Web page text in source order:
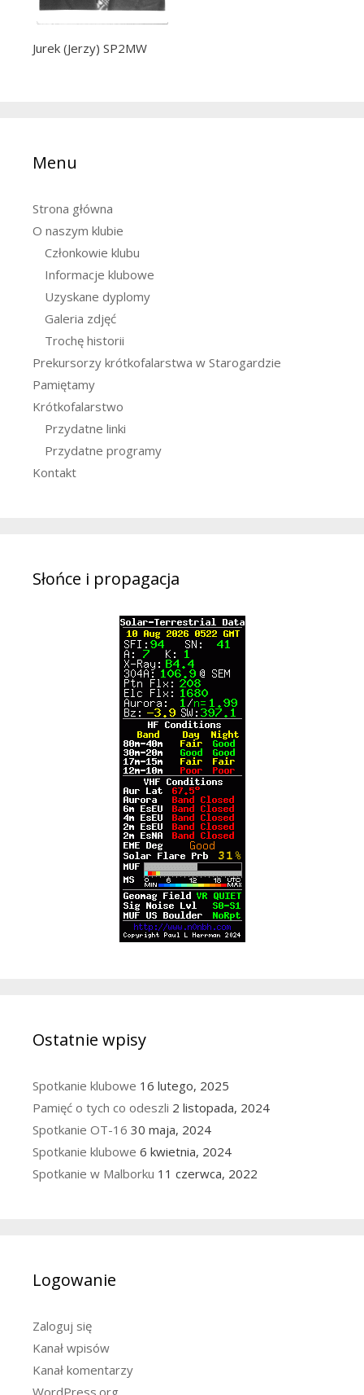
Jurek (Jerzy) SP2MW
Menu
Strona główna
O naszym klubie
Członkowie klubu
Informacje klubowe
Uzyskane dyplomy
Galeria zdjęć
Trochę historii
Prekursorzy krótkofalarstwa w Starogardzie
Pamiętamy
Krótkofalarstwo
Przydatne linki
Przydatne programy
Kontakt
Słońce i propagacja
Ostatnie wpisy
Spotkanie klubowe 16 lutego, 2025
Pamięć o tych co odeszli 2 listopada, 2024
Spotkanie OT-16 30 maja, 2024
Spotkanie klubowe 6 kwietnia, 2024
Spotkanie w Malborku 11 czerwca, 2022
Logowanie
Zaloguj się
Kanał wpisów
Kanał komentarzy
WordPress.org